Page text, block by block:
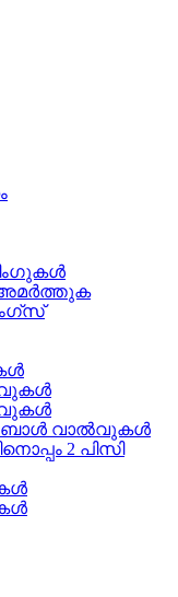
അമർത്തുക
ബോൾ വാൽവുകൾ
2 പിസി